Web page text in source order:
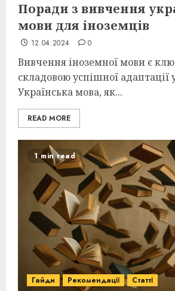
Поради з вивчення
мови для іноземців
12.04.2024 0
Вивчення іноземної мови є
складовою успішної адаптації
Українська мова, як...
READ MORE
1 min read
Гайди Рекомендації Статті